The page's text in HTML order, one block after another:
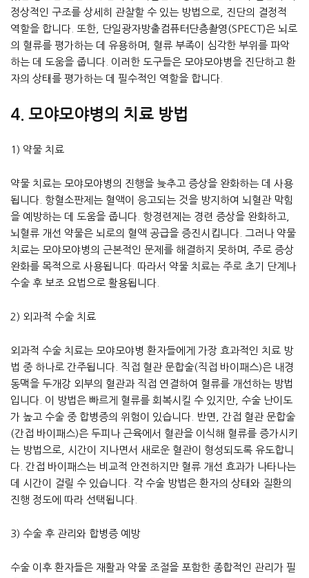
정상적인 구조를 상세히 관찰할 수 있는 방법으로, 진단의 결정적
역할을 합니다. 또한, 단일광자방출컴퓨터단층촬영(SPECT)은 뇌로
의 혈류를 평가하는 데 유용하며, 혈류 부족이 심각한 부위를 파악
하는 데 도움을 줍니다. 이러한 도구들은 모야모야병을 진단하고 환
자의 상태를 평가하는 데 필수적인 역할을 합니다.
4. 모야모야병의 치료 방법
1) 약물 치료
약물 치료는 모야모야병의 진행을 늦추고 증상을 완화하는 데 사용
됩니다. 항혈소판제는 혈액이 응고되는 것을 방지하여 뇌혈관 막힘
을 예방하는 데 도움을 줍니다. 항경련제는 경련 증상을 완화하고,
뇌혈류 개선 약물은 뇌로의 혈액 공급을 증진시킵니다. 그러나 약물
치료는 모야모야병의 근본적인 문제를 해결하지 못하며, 주로 증상
완화를 목적으로 사용됩니다. 따라서 약물 치료는 주로 초기 단계나
수술 후 보조 요법으로 활용됩니다.
2) 외과적 수술 치료
외과적 수술 치료는 모야모야병 환자들에게 가장 효과적인 치료 방
법 중 하나로 간주됩니다. 직접 혈관 문합술(직접 바이패스)은 내경
동맥을 두개강 외부의 혈관과 직접 연결하여 혈류를 개선하는 방법
입니다. 이 방법은 빠르게 혈류를 회복시킬 수 있지만, 수술 난이도
가 높고 수술 중 합병증의 위험이 있습니다. 반면, 간접 혈관 문합술
(간접 바이패스)은 두피나 근육에서 혈관을 이식해 혈류를 증가시키
는 방법으로, 시간이 지나면서 새로운 혈관이 형성되도록 유도합니
다. 간접 바이패스는 비교적 안전하지만 혈류 개선 효과가 나타나는
데 시간이 걸릴 수 있습니다. 각 수술 방법은 환자의 상태와 질환의
진행 정도에 따라 선택됩니다.
3) 수술 후 관리와 합병증 예방
수술 이후 환자들은 재활과 약물 조절을 포함한 종합적인 관리가 필